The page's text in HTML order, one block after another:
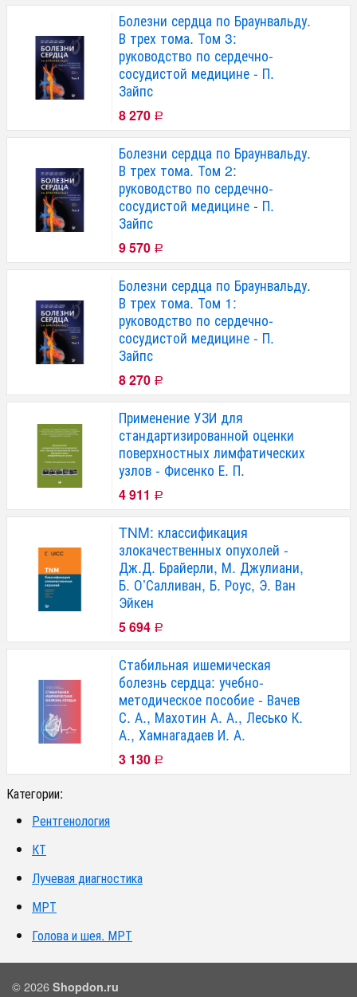
Болезни сердца по Браунвальду.
В трех тома. Том 3:
руководство по сердечно-
сосудистой медицине - П.
Зайпс
8 270 Р
Болезни сердца по Браунвальду.
В трех тома. Том 2:
руководство по сердечно-
сосудистой медицине - П.
Зайпс
9 570 Р
Болезни сердца по Браунвальду.
В трех тома. Том 1:
руководство по сердечно-
сосудистой медицине - П.
Зайпс
8 270 Р
Применение УЗИ для
стандартизированной оценки
поверхностных лимфатических
узлов - Фисенко Е. П.
4 911 Р
TNM: классификация
злокачественных опухолей -
Дж.Д. Брайерли, М. Джулиани,
Б. О’Салливан, Б. Роус, Э. Ван
Эйкен
5 694 Р
Стабильная ишемическая
болезнь сердца: учебно-
методическое пособие - Вачев
С. А., Махотин А. А., Лесько К.
А., Хамнагадаев И. А.
3 130 Р
Категории:
Рентгенология
КТ
Лучевая диагностика
МРТ
Голова и шея. МРТ
© 2026 Shopdon.ru